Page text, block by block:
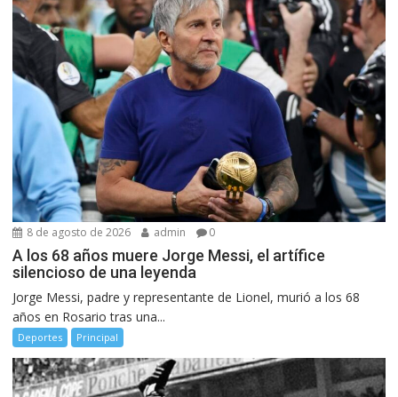
8 de agosto de 2026 admin 0
A los 68 años muere Jorge Messi, el artífice
silencioso de una leyenda
Jorge Messi, padre y representante de Lionel, murió a los 68
años en Rosario tras una...
Deportes Principal